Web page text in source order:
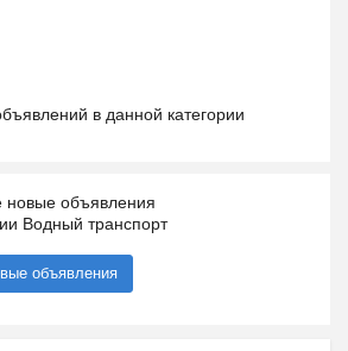
в данной категории
новые объявления
Водный транспорт
объявления